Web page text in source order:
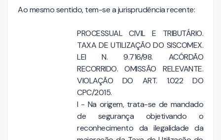
Ao mesmo sentido, tem-se a jurisprudência recente:
PROCESSUAL CIVIL E TRIBUTÁRIO.
TAXA DE UTILIZAÇÃO DO SISCOMEX.
LEI N. 9.716/98. ACÓRDÃO
RECORRIDO. OMISSÃO RELEVANTE.
VIOLAÇÃO DO ART. 1.022 DO
CPC/2015.
I - Na origem, trata-se de mandado
de segurança objetivando o
reconhecimento da ilegalidade da